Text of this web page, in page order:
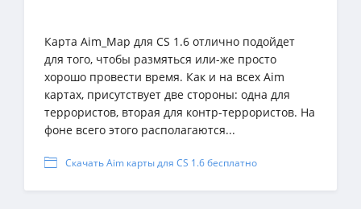
Карта Aim_Map для CS 1.6 отлично подойдет
для того, чтобы размяться или-же просто
хорошо провести время. Как и на всех Aim
картах, присутствует две стороны: одна для
террористов, вторая для контр-террористов. На
фоне всего этого располагаются...
Скачать Aim карты для CS 1.6 бесплатно